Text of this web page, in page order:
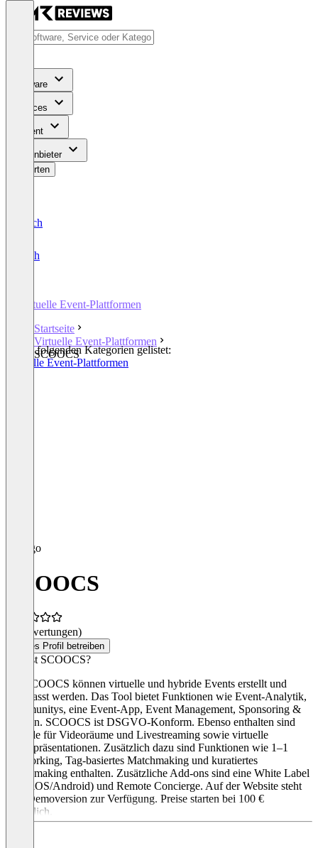
Software
Services
Content
Für Anbieter
Bewerten
Deutsch
English
Virtuelle Event-Plattformen
Startseite
Virtuelle Event-Plattformen
SCOOCS
In den folgenden Kategorien gelistet:
Virtuelle Event-Plattformen
SCOOCS
(0 Bewertungen)
Dieses Profil betreiben
Was ist SCOOCS?
Mit SCOOCS können virtuelle und hybride Events erstellt und
angepasst werden. Das Tool bietet Funktionen wie Event-Analytik,
Communitys, eine Event-App, Event Management, Sponsoring &
Messen. SCOOCS ist DSGVO-Konform. Ebenso enthalten sind
Module für Videoräume und Livestreaming sowie virtuelle
Posterpräsentationen. Zusätzlich dazu sind Funktionen wie 1–1
Networking, Tag-basiertes Matchmaking und kuratiertes
Matchmaking enthalten. Zusätzliche Add-ons sind eine White Label
App (iOS/Android) und Remote Concierge. Auf der Website steht
eine Demoversion zur Verfügung. Preise starten bei 100 €
monatlich.